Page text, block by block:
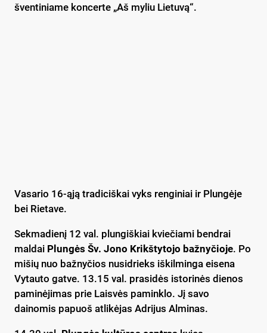
šventiniame koncerte „Aš myliu Lietuvą“.
Vasario 16-ąją tradiciškai vyks renginiai ir Plungėje
bei Rietave.
Sekmadienį 12 val. plungiškiai kviečiami bendrai
maldai Plungės Šv. Jono Krikštytojo bažnyčioje. Po
mišių nuo bažnyčios nusidrieks iškilminga eisena
Vytauto gatve. 13.15 val. prasidės istorinės dienos
paminėjimas prie Laisvės paminklo. Jį savo
dainomis papuoš atlikėjas Adrijus Alminas.